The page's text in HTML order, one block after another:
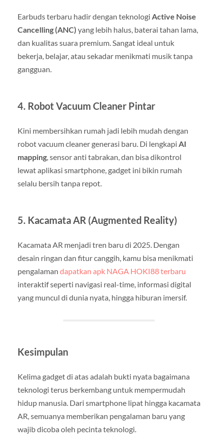
Earbuds terbaru hadir dengan teknologi Active Noise
Cancelling (ANC) yang lebih halus, baterai tahan lama,
dan kualitas suara premium. Sangat ideal untuk
bekerja, belajar, atau sekadar menikmati musik tanpa
gangguan.
4. Robot Vacuum Cleaner Pintar
Kini membersihkan rumah jadi lebih mudah dengan
robot vacuum cleaner generasi baru. Di lengkapi AI
mapping, sensor anti tabrakan, dan bisa dikontrol
lewat aplikasi smartphone, gadget ini bikin rumah
selalu bersih tanpa repot.
5. Kacamata AR (Augmented Reality)
Kacamata AR menjadi tren baru di 2025. Dengan
desain ringan dan fitur canggih, kamu bisa menikmati
pengalaman dapatkan apk NAGA HOKI88 terbaru
interaktif seperti navigasi real-time, informasi digital
yang muncul di dunia nyata, hingga hiburan imersif.
Kesimpulan
Kelima gadget di atas adalah bukti nyata bagaimana
teknologi terus berkembang untuk mempermudah
hidup manusia. Dari smartphone lipat hingga kacamata
AR, semuanya memberikan pengalaman baru yang
wajib dicoba oleh pecinta teknologi.